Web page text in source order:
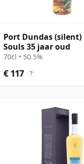
Port Dundas (silent)
Souls 35 jaar oud
70cl • 50.5%
€ 117 ?